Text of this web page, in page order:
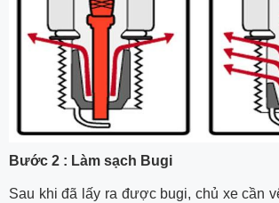
Bước 2 : Làm sạch Bugi
Sau khi đã lấy ra được bugi, chủ xe cần